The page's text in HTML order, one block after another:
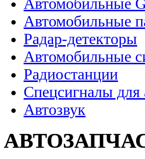
Автомобильные
Автомобильные
Радар-детекторы
Автомобильные
Радиостанции
Спецсигналы для
Автозвук